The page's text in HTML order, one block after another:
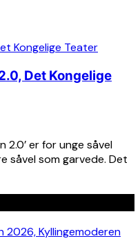
Det Kongelige
2.0’ er for unge såvel
såvel som garvede. Det